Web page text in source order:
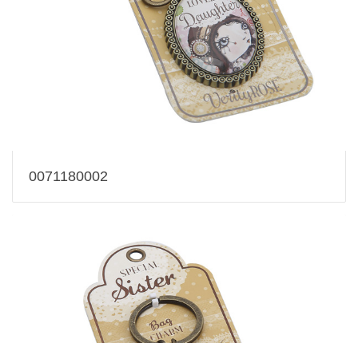
0071180002